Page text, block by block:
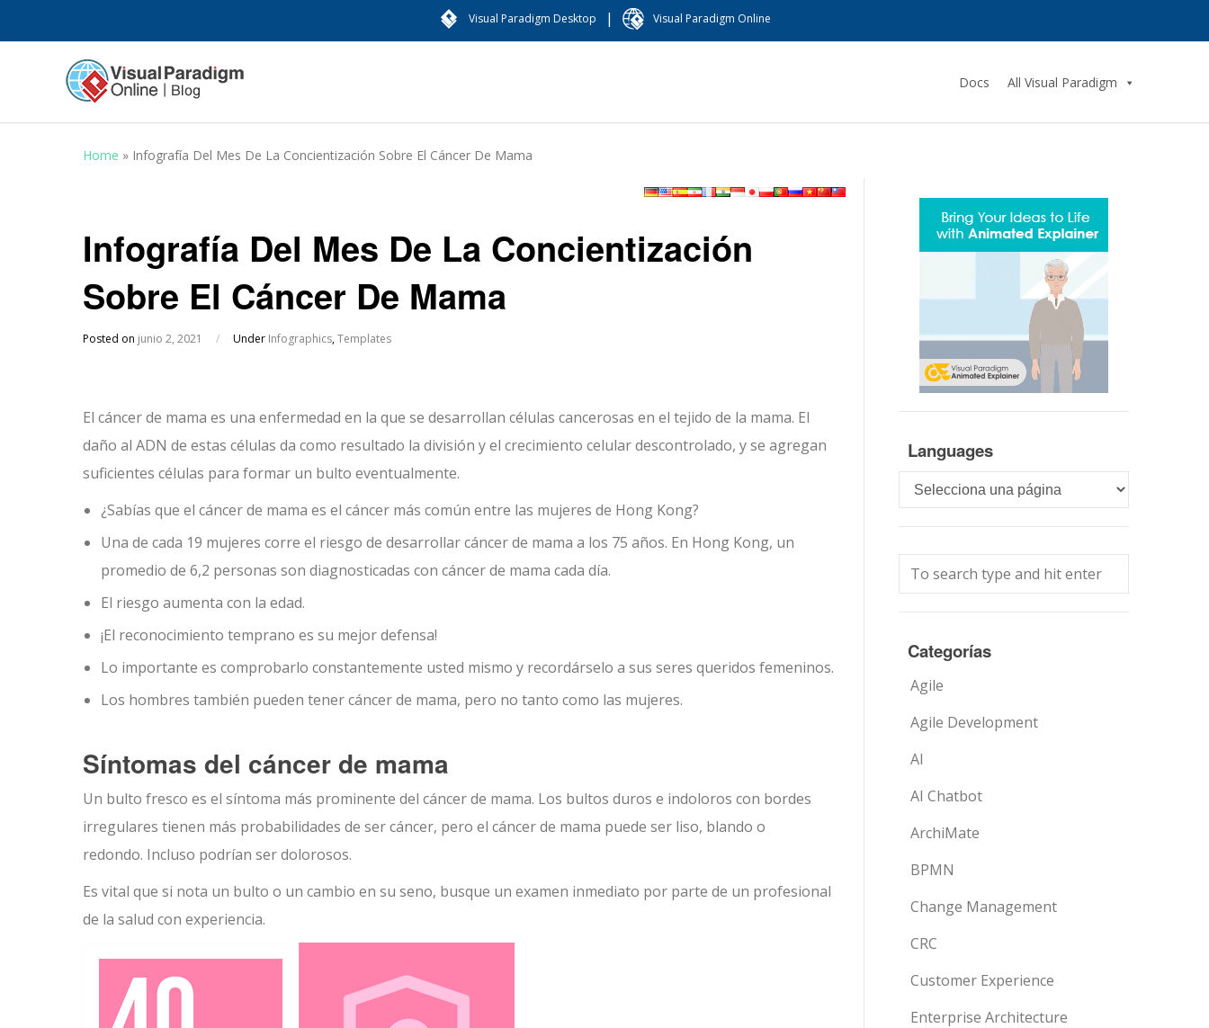
Visual Paradigm Desktop | Visual Paradigm Online
Docs All Visual Paradigm
Home » Infografía Del Mes De La Concientización Sobre El Cáncer De Mama
Infografía Del Mes De La Concientización
Sobre El Cáncer De Mama
Posted on junio 2, 2021 / Under Infographics,Templates
El cáncer de mama es una enfermedad en la que se desarrollan células cancerosas en el tejido de la mama. El
daño al ADN de estas células da como resultado la división y el crecimiento celular descontrolado, y se agregan
suficientes células para formar un bulto eventualmente.
¿Sabías que el cáncer de mama es el cáncer más común entre las mujeres de Hong Kong?
Una de cada 19 mujeres corre el riesgo de desarrollar cáncer de mama a los 75 años. En Hong Kong, un
promedio de 6,2 personas son diagnosticadas con cáncer de mama cada día.
El riesgo aumenta con la edad.
¡El reconocimiento temprano es su mejor defensa!
Lo importante es comprobarlo constantemente usted mismo y recordárselo a sus seres queridos femeninos.
Los hombres también pueden tener cáncer de mama, pero no tanto como las mujeres.
Síntomas del cáncer de mama
Un bulto fresco es el síntoma más prominente del cáncer de mama. Los bultos duros e indoloros con bordes
irregulares tienen más probabilidades de ser cáncer, pero el cáncer de mama puede ser liso, blando o
redondo. Incluso podrían ser dolorosos.
Es vital que si nota un bulto o un cambio en su seno, busque un examen inmediato por parte de un profesional
de la salud con experiencia.
Languages
Languages
Categorías
Agile
Agile Development
AI
AI Chatbot
ArchiMate
BPMN
Change Management
CRC
Customer Experience
Enterprise Architecture